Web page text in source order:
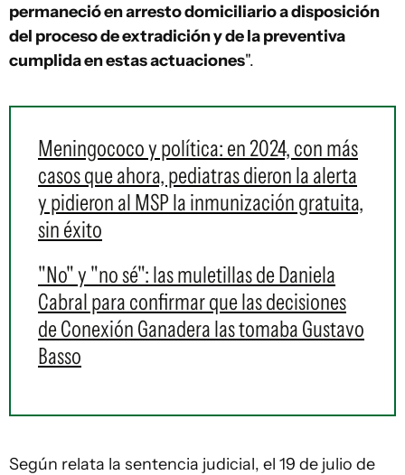
permaneció en arresto domiciliario a disposición
del proceso de extradición y de la preventiva
cumplida en estas actuaciones".
Meningococo y política: en 2024, con más
casos que ahora, pediatras dieron la alerta
y pidieron al MSP la inmunización gratuita,
sin éxito
"No" y "no sé": las muletillas de Daniela
Cabral para confirmar que las decisiones
de Conexión Ganadera las tomaba Gustavo
Basso
Según relata la sentencia judicial, el 19 de julio de